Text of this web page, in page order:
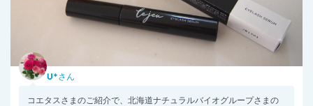
U*さん
コエタスさまのご紹介で、北海道ナチュラルバイオグループさまの